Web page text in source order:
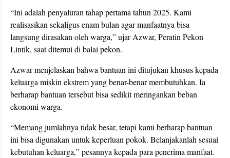
“Ini adalah penyaluran tahap pertama tahun 2025. Kami
realisasikan sekaligus enam bulan agar manfaatnya bisa
langsung dirasakan oleh warga,” ujar Azwar, Peratin Pekon
Lintik, saat ditemui di balai pekon.
Azwar menjelaskan bahwa bantuan ini ditujukan khusus kepada
keluarga miskin ekstrem yang benar-benar membutuhkan. Ia
berharap bantuan tersebut bisa sedikit meringankan beban
ekonomi warga.
“Memang jumlahnya tidak besar, tetapi kami berharap bantuan
ini bisa digunakan untuk keperluan pokok. Belanjakanlah sesuai
kebutuhan keluarga,” pesannya kepada para penerima manfaat.